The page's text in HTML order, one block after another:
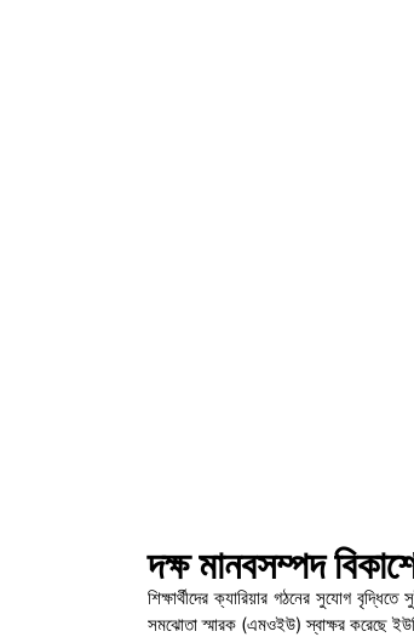
দক্ষ মানবসম্পদ
শিক্ষার্থীদের ক্যারিয়ার গঠনের সুযোগ
সমঝোতা স্মারক (এমওইউ) স্বাক্ষর করেছে